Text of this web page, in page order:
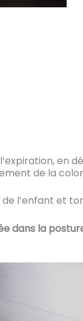
en
de la
l’enfant et
dans la